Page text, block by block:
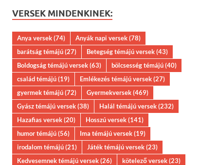
VERSEK MINDENKINEK:
Anya versek(74) Anyák napi versek(78)
barátság témájú(27) Betegség témájú versek(43)
Boldogság témájú versek(63) bölcsesség témájú(40)
család témájú(19) Emlékezés témájú versek(27)
gyermek témájú(72) Gyermekversek(469)
Gyász témájú versek(38) Halál témájú versek(232)
Hazafias versek(20) Hosszú versek(141)
humor témájú(56) Ima témájú versek(19)
irodalom témájú(21) Játék témájú versek(23)
Kedvesemnek témájú versek(26) kötelező versek(23)